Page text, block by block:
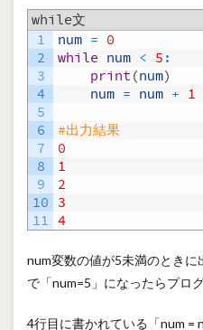
while文
1
2
3
4
5
6
7
8
9
10
11
num = 0
while num < 5:
print(num)
num = num + 1
#出力結果
0
1
2
3
4
num変数の値が5未満のとき
で「num=5」になったらプロ
4行目に書かれている「num =